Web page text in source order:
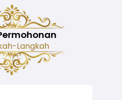
Langkah